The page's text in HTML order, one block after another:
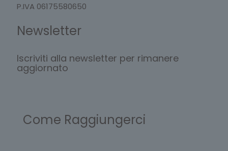
P.IVA 06175580650
Newsletter
Iscriviti alla newsletter per rimanere
aggiornato
Come Raggiungerci